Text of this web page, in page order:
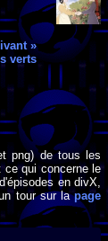
»
verts
png) de tous les
ce qui concerne le
en divX,
tour sur lapage